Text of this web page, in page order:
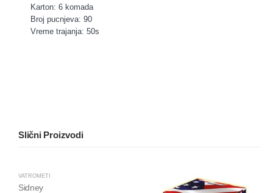
Karton: 6 komada
Broj pucnjeva: 90
Vreme trajanja: 50s
Slični Proizvodi
VATROMETI
Sidney